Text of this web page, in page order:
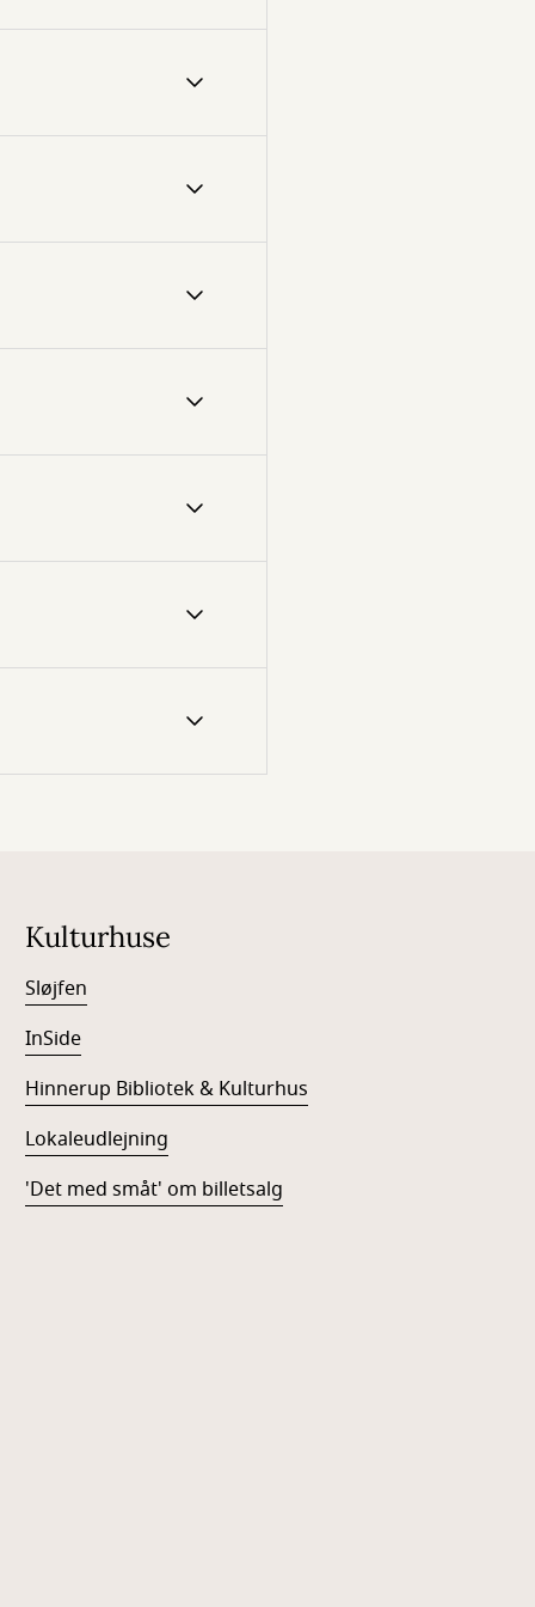
Kulturhuse
Sløjfen
InSide
Hinnerup Bibliotek & Kulturhus
Lokaleudlejning
'Det med småt' om billetsalg